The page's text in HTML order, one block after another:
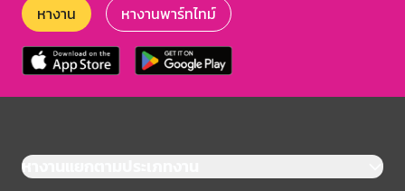
หางาน หางานพาร์ทไทม์
หางานแยกตามประเภทงาน